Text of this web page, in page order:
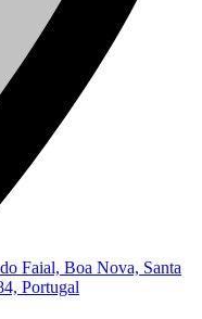
Faial, Boa Nova, Santa
Portugal